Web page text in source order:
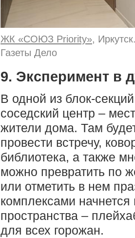
ЖК «СОЮЗ Priority»,
Газеты Дело
9. Эксперимент в
В одной из блок-
соседский центр –
жители дома. Там
провести встречу,
библиотека, а также
можно превратить по
или отметить в нем
комплексами
пространства –
для всех горожан.